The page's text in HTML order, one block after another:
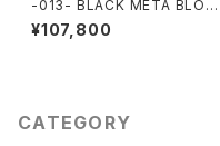
-013- BLACK META BLOUS
ON
¥107,800
CATEGORY